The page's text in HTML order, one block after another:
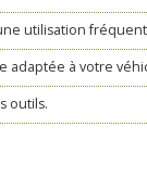
utilisation
adaptée à votre
outils.